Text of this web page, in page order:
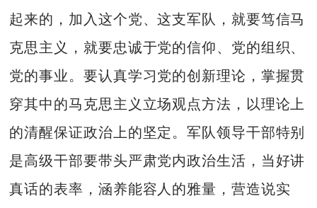
起来的，加入这个党、这支军队，就要笃信马
克思主义，就要忠诚于党的信仰、党的组织、
党的事业。要认真学习党的创新理论，掌握贯
穿其中的马克思主义立场观点方法，以理论上
的清醒保证政治上的坚定。军队领导干部特别
是高级干部要带头严肃党内政治生活，当好讲
真话的表率，涵养能容人的雅量，营造说实